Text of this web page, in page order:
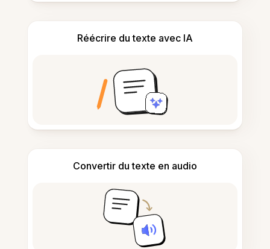
Réécrire du texte avec IA
Convertir du texte en audio